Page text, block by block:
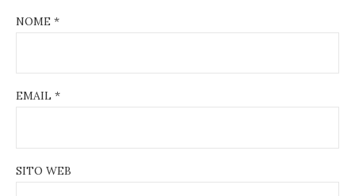
NOME *
EMAIL *
SITO WEB